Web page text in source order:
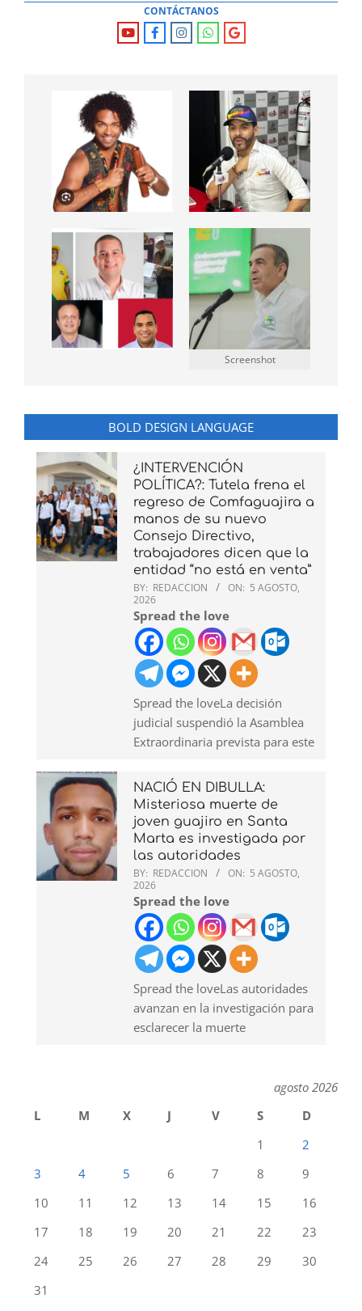
CONTÁCTANOS
Screenshot
BOLD DESIGN LANGUAGE
¿INTERVENCIÓN
POLÍTICA?: Tutela frena el
regreso de Comfaguajira a
manos de su nuevo
Consejo Directivo,
trabajadores dicen que la
entidad “no está en venta”
BY: REDACCION ON: 5 AGOSTO,
2026
Spread the love
Spread the loveLa decisión
judicial suspendió la Asamblea
Extraordinaria prevista para este
NACIÓ EN DIBULLA:
Misteriosa muerte de
joven guajiro en Santa
Marta es investigada por
las autoridades
BY: REDACCION ON: 5 AGOSTO,
2026
Spread the love
Spread the loveLas autoridades
avanzan en la investigación para
esclarecer la muerte
agosto 2026
L
M X J V S
D
1
2
3
4 5 6 7 8
9
10
11 12 13 14 15
16
17
18 19 20 21 22
23
24
25 26 27 28 29
30
31